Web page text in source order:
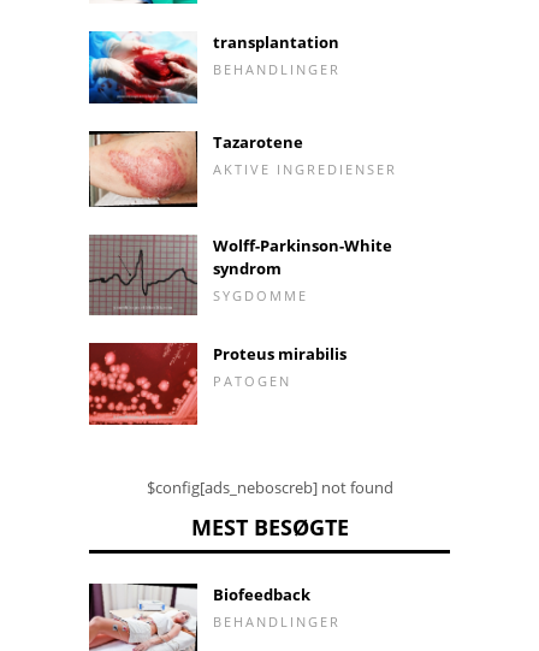
transplantation
BEHANDLINGER
Tazarotene
AKTIVE INGREDIENSER
Wolff-Parkinson-White
syndrom
SYGDOMME
Proteus mirabilis
PATOGEN
$config[ads_neboscreb] not found
MEST BESØGTE
Biofeedback
BEHANDLINGER